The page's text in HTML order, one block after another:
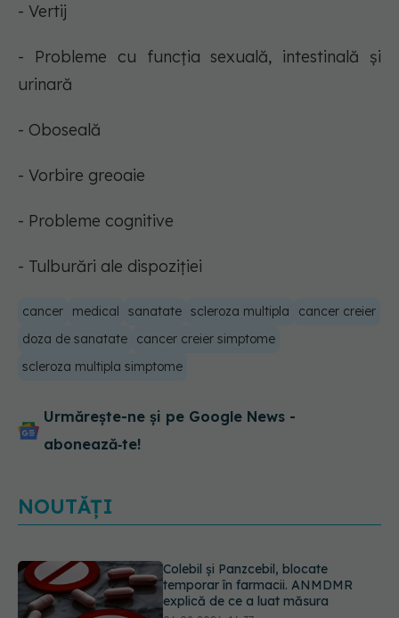
- Vertij
- Probleme cu funcția sexuală, intestinală și
urinară
- Oboseală
- Vorbire greoaie
- Probleme cognitive
- Tulburări ale dispoziției
cancer medical sanatate scleroza multipla
cancer creier
doza de sanatate
cancer creier simptome
scleroza multipla simptome
Urmărește-ne și pe Google News -
abonează‑te!
NOUTĂȚI
Cum aleg medicii combinația
potrivită de medicamente pentru
hipertensiune. De ce doi pacienți cu